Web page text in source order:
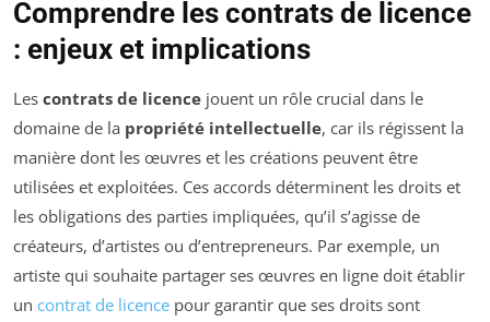
Comprendre les contrats de licence
: enjeux et implications
Les contrats de licence jouent un rôle crucial dans le
domaine de la propriété intellectuelle, car ils régissent la
manière dont les œuvres et les créations peuvent être
utilisées et exploitées. Ces accords déterminent les droits et
les obligations des parties impliquées, qu’il s’agisse de
créateurs, d’artistes ou d’entrepreneurs. Par exemple, un
artiste qui souhaite partager ses œuvres en ligne doit établir
un contrat de licence pour garantir que ses droits sont